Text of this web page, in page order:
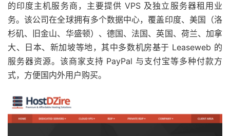
的印度主机服务商，主要提供 VPS 及独立服务器租用业
务。该公司在全球拥有多个数据中心，覆盖印度、美国（洛
杉矶、旧金山、华盛顿）、德国、法国、英国、荷兰、加拿
大、日本、新加坡等地，其中多数机房基于 Leaseweb 的
服务器资源。该商家支持 PayPal 与支付宝等多种付款方
式，方便国内外用户购买。